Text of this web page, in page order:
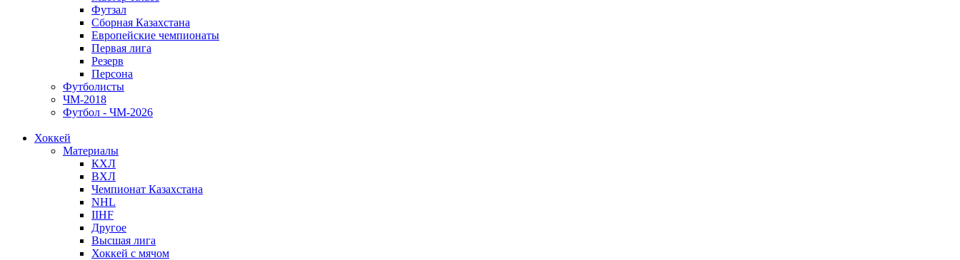
Футзал
Сборная Казахстана
Европейские чемпионаты
Первая лига
Резерв
Персона
Футболисты
ЧМ-2018
Футбол - ЧМ-2026
Хоккей
Материалы
КХЛ
ВХЛ
Чемпионат Казахстана
NHL
IIHF
Другое
Высшая лига
Хоккей с мячом